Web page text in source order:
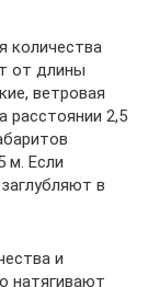
количества
от длины
ветровая
расстоянии 2,5
м. Если
в
и
натягивают